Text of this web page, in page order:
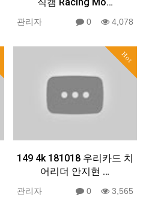
관리자 0 4,078
Hot
149 4k 181018 우리카드 치
어리더 안지현 …
관리자 0 3,565